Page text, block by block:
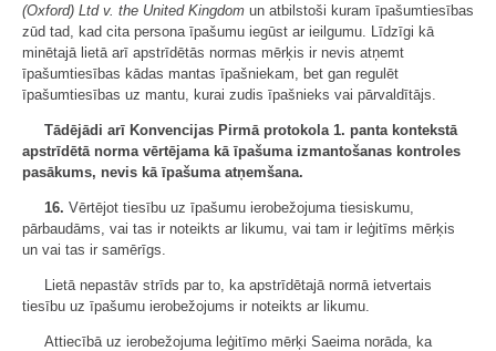
(Oxford) Ltd v. the United Kingdom un atbilstoši kuram īpašumtiesības
zūd tad, kad cita persona īpašumu iegūst ar ieilgumu. Līdzīgi kā
minētajā lietā arī apstrīdētās normas mērķis ir nevis atņemt
īpašumtiesības kādas mantas īpašniekam, bet gan regulēt
īpašumtiesības uz mantu, kurai zudis īpašnieks vai pārvaldītājs.
Tādējādi arī Konvencijas Pirmā protokola 1. panta kontekstā
apstrīdētā norma vērtējama kā īpašuma izmantošanas kontroles
pasākums, nevis kā īpašuma atņemšana.
16. Vērtējot tiesību uz īpašumu ierobežojuma tiesiskumu,
pārbaudāms, vai tas ir noteikts ar likumu, vai tam ir leģitīms mērķis
un vai tas ir samērīgs.
Lietā nepastāv strīds par to, ka apstrīdētajā normā ietvertais
tiesību uz īpašumu ierobežojums ir noteikts ar likumu.
Attiecībā uz ierobežojuma leģitīmo mērķi Saeima norāda, ka